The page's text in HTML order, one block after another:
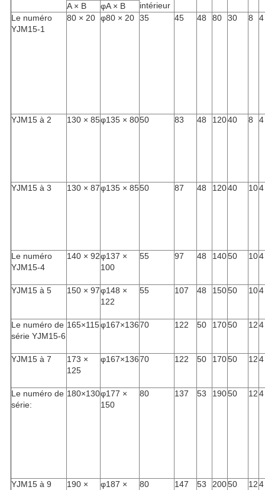
intérieur
A × B
φA × B
Le numéro
YJM15-1
80 × 20 φ80 × 20 35 45 48 80 30 8 4
YJM15 à 2 130 × 85φ135 × 8050 83 48 12040 8 4
YJM15 à 3 130 × 87φ135 × 8550 87 48 12040 104
Le numéro
YJM15-4
140 × 92φ137 ×
100
55 97 48 14050 104
YJM15 à 5 150 × 97φ148 ×
122
55 107 48 15050 104
Le numéro de
série YJM15-6
165×115φ167×13670 122 50 17050 124
YJM15 à 7
173 ×
125
φ167×13670 122 50 17050 124
Le numéro de
série:
180×130φ177 ×
150
80 137 53 19050 124
YJM15 à 9
190 ×
φ187 ×
80 147 53 20050 124